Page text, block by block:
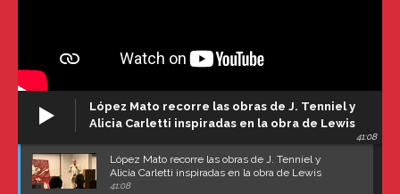
López Mato recorre las obras de J. Tenniel y
Alicia Carletti inspiradas en la obra de Lewis
41:08
López Mato recorre las obras de J. Tenniel y
Alicia Carletti inspiradas en la obra de Lewis
Carroll
41:08